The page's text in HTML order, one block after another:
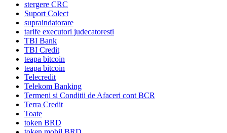
stergere CRC
Suport Colect
supraindatorare
tarife executori judecatoresti
TBI Bank
TBI Credit
teapa bitcoin
teapa bitcoin
Telecredit
Telekom Banking
Termeni si Conditii de Afaceri cont BCR
Terra Credit
Toate
token BRD